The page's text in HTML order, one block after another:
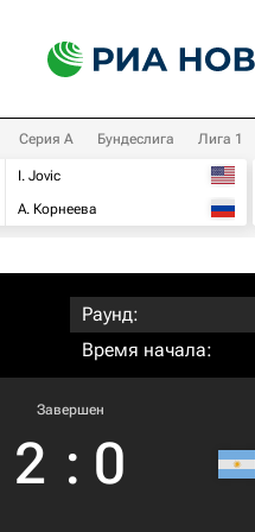
Серия А Бундеслига Лига 1
I. Jovic
А. Корнеева
Раунд:
Время начала:
Завершен
2 : 0